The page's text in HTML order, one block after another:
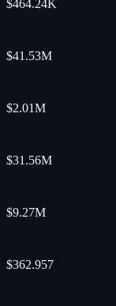
$464.24K
$41.53M
$2.01M
$31.56M
$9.27M
$362.957